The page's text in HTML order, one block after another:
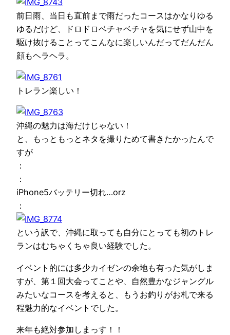
前日雨、当日も直前まで雨だったコースはかなりゆる
ゆるだけど、ドロドロベチャベチャを気にせず山中を
駆け抜けることってこんなに楽しいんだってだんだん
顔もヘラヘラ。
トレラン楽しい！
沖縄の魅力は海だけじゃない！
と、もっともっとネタを撮りためて書きたかったんで
すが
：
：
iPhone5バッテリー切れ…orz
：
という訳で、沖縄に取っても自分にとっても初のトレ
ランはむちゃくちゃ良い経験でした。
イベント的には多少カイゼンの余地も有った気がしま
すが、第１回大会ってことや、自然豊かなジャングル
みたいなコースを考えると、もうお釣りがお札で来る
程魅力的なイベントでした。
来年も絶対参加しまっす！！